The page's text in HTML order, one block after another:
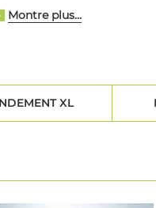
Montre plus...
XL